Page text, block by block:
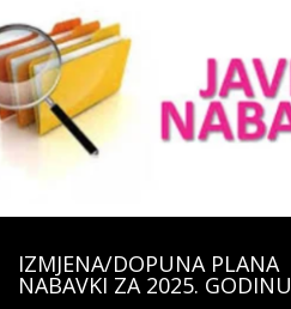
IZMJENA/DOPUNA PLANA
NABAVKI ZA 2025. GODINU